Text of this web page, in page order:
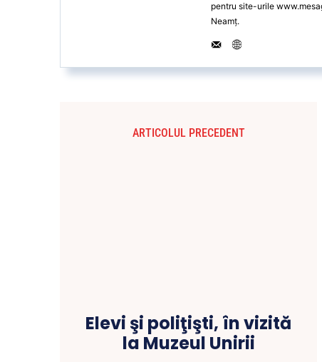
pentru site-urile
Neamț.
ARTICOLUL PRECEDENT
Elevi şi poliţişti, în vizită
la Muzeul Unirii